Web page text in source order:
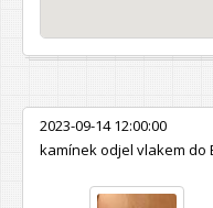
2023-09-14 12:00:00
kamínek odjel vlakem do